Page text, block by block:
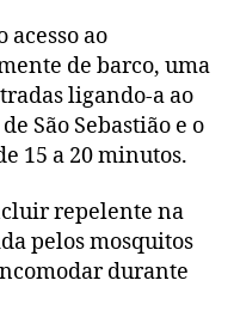
ao
de barco, uma
ligando-a ao
São Sebastião e o
15 a 20 minutos.
repelente na
pelos mosquitos
durante